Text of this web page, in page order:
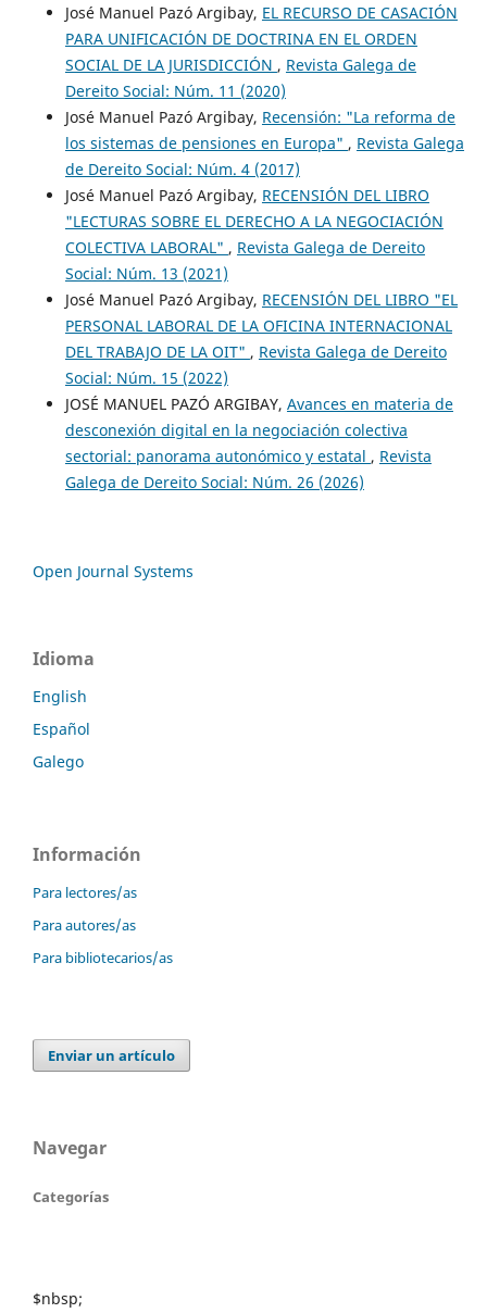
José Manuel Pazó Argibay, EL RECURSO DE CASACIÓN
PARA UNIFICACIÓN DE DOCTRINA EN EL ORDEN
SOCIAL DE LA JURISDICCIÓN , Revista Galega de
Dereito Social: Núm. 11 (2020)
José Manuel Pazó Argibay, Recensión: "La reforma de
los sistemas de pensiones en Europa" , Revista Galega
de Dereito Social: Núm. 4 (2017)
José Manuel Pazó Argibay, RECENSIÓN DEL LIBRO
"LECTURAS SOBRE EL DERECHO A LA NEGOCIACIÓN
COLECTIVA LABORAL" , Revista Galega de Dereito
Social: Núm. 13 (2021)
José Manuel Pazó Argibay, RECENSIÓN DEL LIBRO "EL
PERSONAL LABORAL DE LA OFICINA INTERNACIONAL
DEL TRABAJO DE LA OIT" , Revista Galega de Dereito
Social: Núm. 15 (2022)
JOSÉ MANUEL PAZÓ ARGIBAY, Avances en materia de
desconexión digital en la negociación colectiva
sectorial: panorama autonómico y estatal , Revista
Galega de Dereito Social: Núm. 26 (2026)
Open Journal Systems
Idioma
English
Español
Galego
Información
Para lectores/as
Para autores/as
Para bibliotecarios/as
Enviar un artículo
Navegar
Categorías
$nbsp;